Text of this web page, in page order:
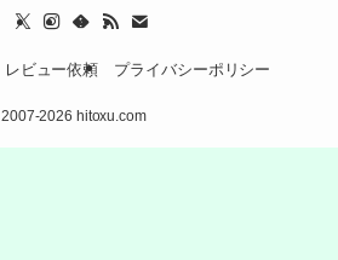
レビュー依頼 プライバシーポリシー
2007-2026 hitoxu.com